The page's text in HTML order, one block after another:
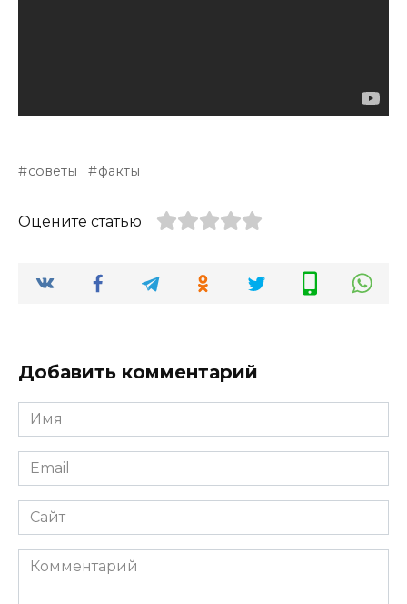
советы факты
Оцените статью
Добавить комментарий
Имя
*
Email
*
Сайт
Комментарий